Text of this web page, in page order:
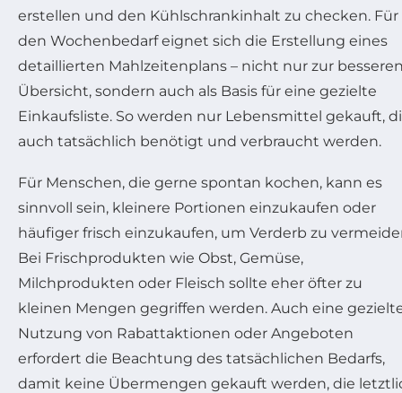
erstellen und den Kühlschrankinhalt zu checken. Für
den Wochenbedarf eignet sich die Erstellung eines
detaillierten Mahlzeitenplans – nicht nur zur
Übersicht, sondern auch als Basis für eine gezielte
Einkaufsliste. So werden nur Lebensmittel gekauft,
auch tatsächlich benötigt und verbraucht werden.
Für Menschen, die gerne spontan kochen, kann es
sinnvoll sein, kleinere Portionen einzukaufen oder
häufiger frisch einzukaufen, um Verderb zu
Bei Frischprodukten wie Obst, Gemüse,
Milchprodukten oder Fleisch sollte eher öfter zu
kleinen Mengen gegriffen werden. Auch eine
Nutzung von Rabattaktionen oder Angeboten
erfordert die Beachtung des tatsächlichen Bedarfs,
damit keine Übermengen gekauft werden, die